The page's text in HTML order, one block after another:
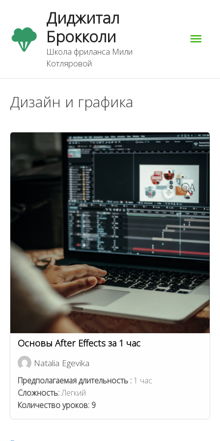
содержимому
Диджитал
Брокколи
Школа фриланса Мили
Котляровой
Дизайн и графика
Основы After Effects за 1 час
Natalia Egevika
Предполагаемая длительность : 1 час
Сложность:Легкий
Количество уроков: 9